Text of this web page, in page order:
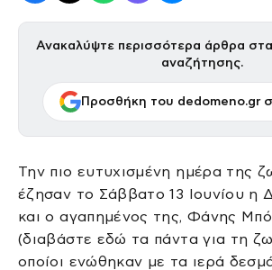
Ανακαλύψτε περισσότερα άρθρα
αναζήτησης.
Προσθήκη του dedomeno.gr
Την πιο ευτυχισμένη ημέρα της
έζησαν το Σάββατο 13 Ιουνίου η
και ο αγαπημένος της, Φάνης
(διαβάστε εδώ τα πάντα για τη
οποίοι ενώθηκαν με τα ιερά